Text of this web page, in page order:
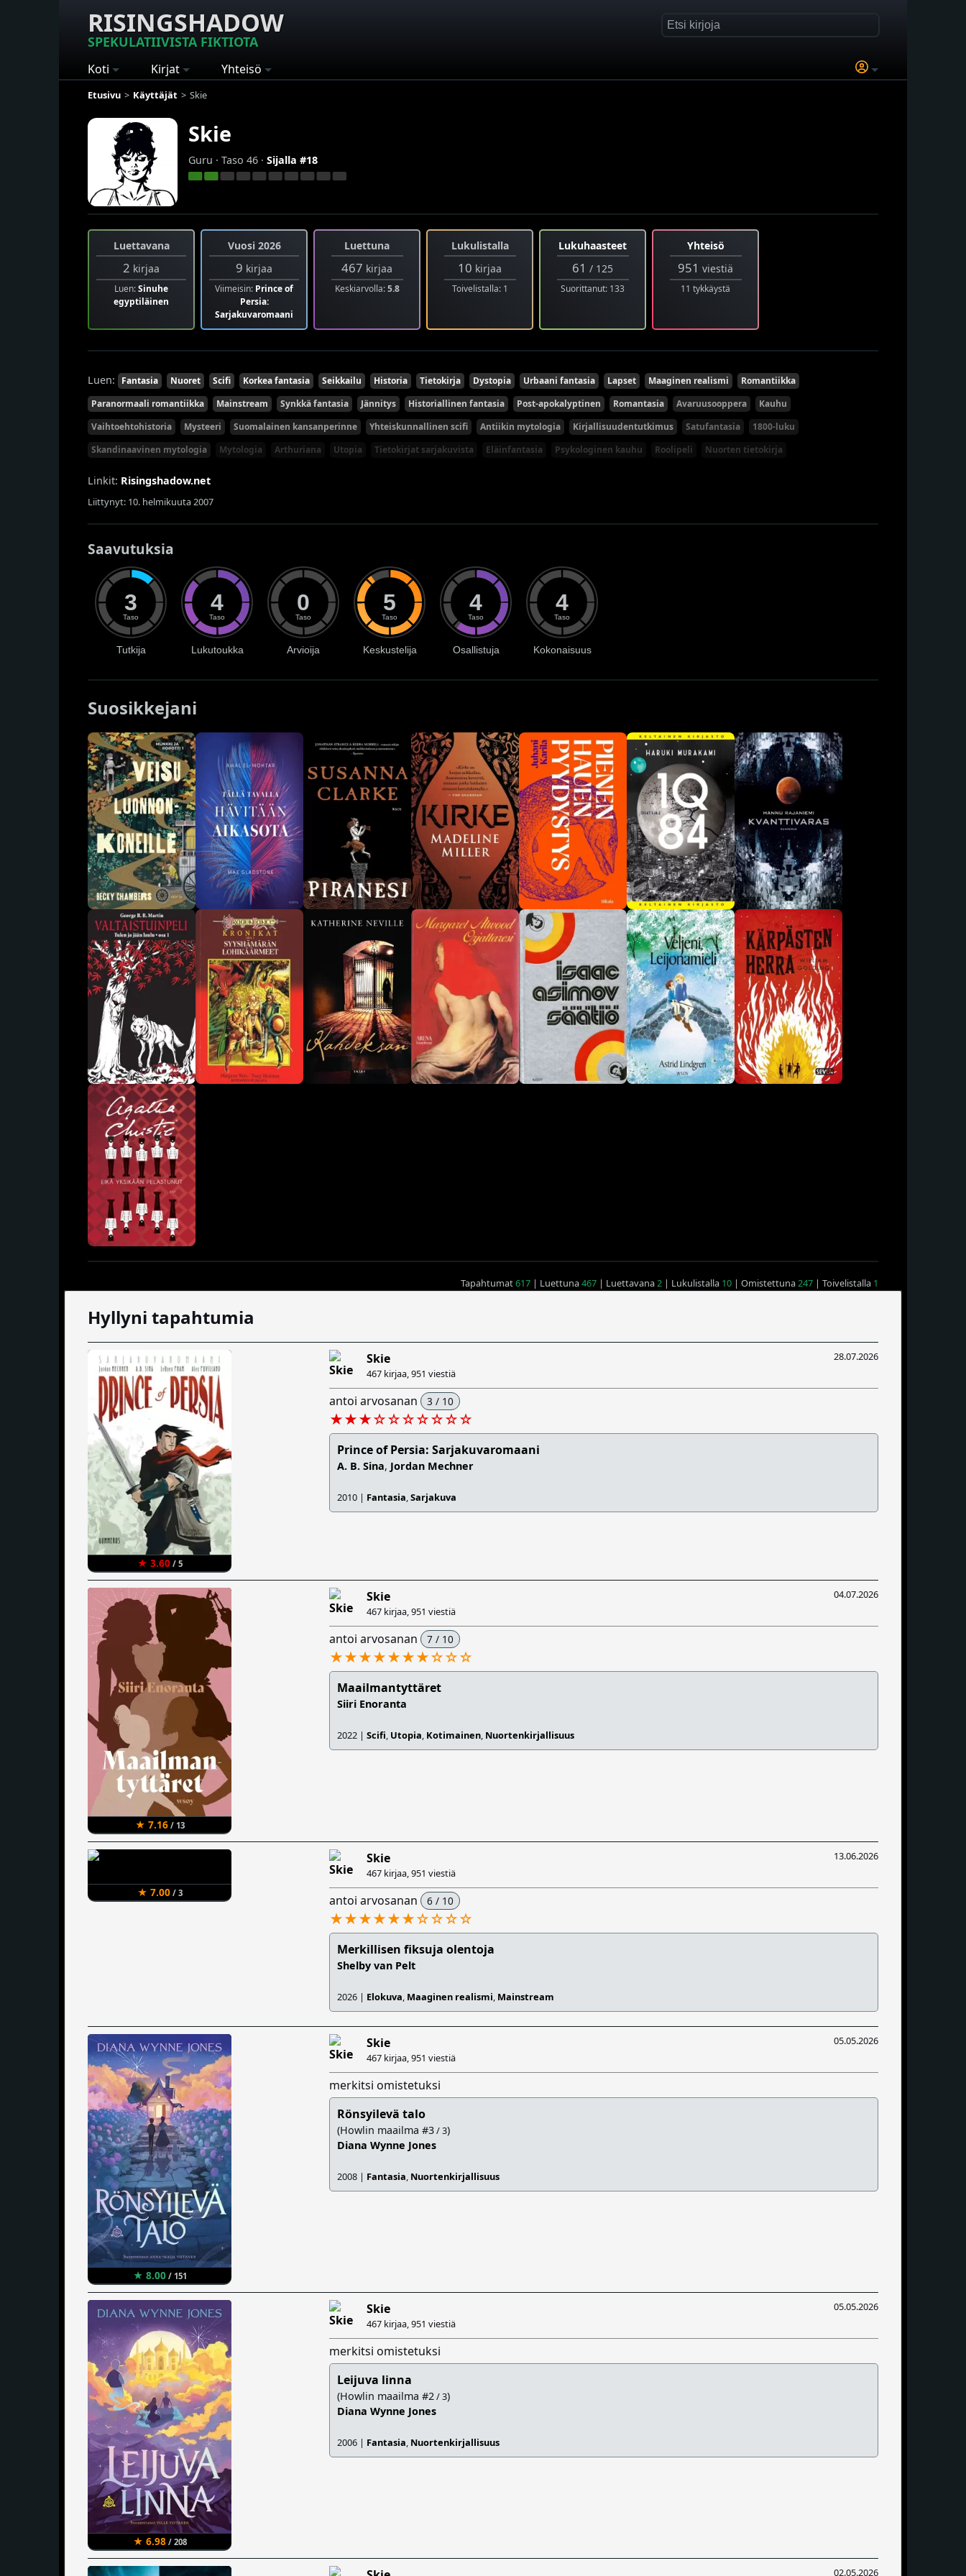
RISINGSHADOW
SPEKULATIIVISTA FIKTIOTA
Koti Kirjat Yhteisö
Etusivu Käyttäjät Skie
Skie
Guru · Taso 46 · Sijalla #18
Luettavana
2 kirjaa
Luen:Sinuhe
egyptiläinen
Vuosi 2026
9 kirjaa
Viimeisin: Prince of
Persia:
Sarjakuvaromaani
Luettuna
467 kirjaa
Keskiarvolla:5.8
Lukulistalla
10 kirjaa
Toivelistalla: 1
Lukuhaasteet
61 / 125
Suorittanut: 133
Yhteisö
951 viestiä
11 tykkäystä
Luen: Fantasia Nuoret Scifi Korkea fantasia Seikkailu Historia Tietokirja Dystopia Urbaani fantasia Lapset Maaginen realismi
Romantiikka
Paranormaali romantiikka
Mainstream Synkkä fantasia Jännitys Historiallinen fantasia Post-apokalyptinen Romantasia Avaruusooppera
Kauhu
Vaihtoehtohistoria
Mysteeri Suomalainen kansanperinne Yhteiskunnallinen scifi Antiikin mytologia Kirjallisuudentutkimus Satufantasia
1800-luku
Skandinaavinen mytologia
Mytologia Arthuriana Utopia Tietokirjat sarjakuvista Eläinfantasia Psykologinen kauhu Roolipeli Nuorten tietokirja
Linkit: Risingshadow.net
Liittynyt: 10. helmikuuta 2007
Saavutuksia
3
Taso
Tutkija
4
Taso
Lukutoukka
0
Taso
Arvioija
5
Taso
Keskustelija
4
Taso
Osallistuja
4
Taso
Kokonaisuus
Suosikkejani
Tapahtumat617 | Luettuna467 | Luettavana2 | Lukulistalla 10 | Omistettuna247 | Toivelistalla 1
Hyllyni tapahtumia
★ 3.60/ 5
28.07.2026
Skie
467 kirjaa,951 viestiä
antoi arvosanan 3 / 10
★★★☆☆☆☆☆☆☆
Prince of Persia: Sarjakuvaromaani
A. B. Sina, Jordan Mechner
2010 | Fantasia,Sarjakuva
★ 7.16/ 13
04.07.2026
Skie
467 kirjaa,951 viestiä
antoi arvosanan 7 / 10
★★★★★★★☆☆☆
Maailmantyttäret
Siiri Enoranta
2022 | Scifi, Utopia, Kotimainen, Nuortenkirjallisuus
★ 7.00/ 3
13.06.2026
Skie
467 kirjaa,951 viestiä
antoi arvosanan 6 / 10
★★★★★★☆☆☆☆
Merkillisen fiksuja olentoja
Shelby van Pelt
2026 | Elokuva, Maaginen realismi, Mainstream
★ 8.00/ 151
05.05.2026
Skie
467 kirjaa,951 viestiä
merkitsi omistetuksi
Rönsyilevä talo
(Howlin maailma #3/ 3)
Diana Wynne Jones
2008 | Fantasia, Nuortenkirjallisuus
★ 6.98/ 208
05.05.2026
Skie
467 kirjaa,951 viestiä
merkitsi omistetuksi
Leijuva linna
(Howlin maailma #2/ 3)
Diana Wynne Jones
2006 | Fantasia, Nuortenkirjallisuus
02.05.2026